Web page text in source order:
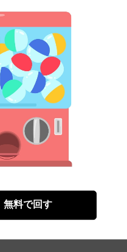
無料で回す